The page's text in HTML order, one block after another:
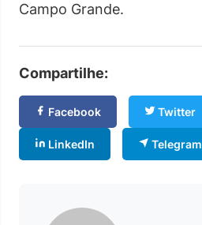
Campo Grande.
Compartilhe:
Facebook Twitter
LinkedIn Telegram